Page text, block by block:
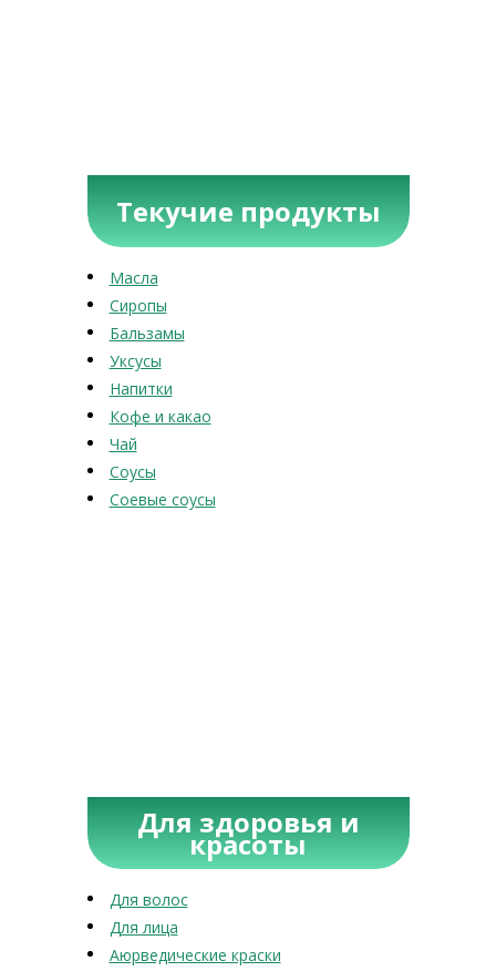
Текучие продукты
Масла
Сиропы
Бальзамы
Уксусы
Напитки
Кофе и какао
Чай
Соусы
Соевые соусы
Для здоровья и
красоты
Для волос
Для лица
Аюрведические краски